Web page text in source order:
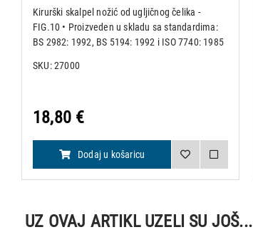
Kirurški skalpel nožić od ugljičnog čelika -
FIG.10 • Proizveden u skladu sa standardima:
BS 2982: 1992, BS 5194: 1992 i ISO 7740: 1985
Nožići su obilježeni i pojedinačno upakirani u
SKU: 27000
18,80 €
Dodaj u košaricu
UZ OVAJ ARTIKL UZELI SU JOŠ...